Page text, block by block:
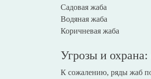
Садовая жаба
Водяная жаба
Коричневая жаба
Угрозы и
К сожалению, ряды жаб